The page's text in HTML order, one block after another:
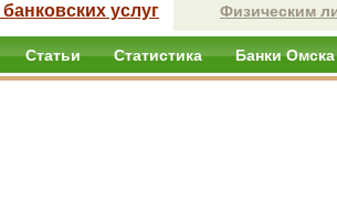
банковских услуг Физическим
Статьи Статистика Банки Омска